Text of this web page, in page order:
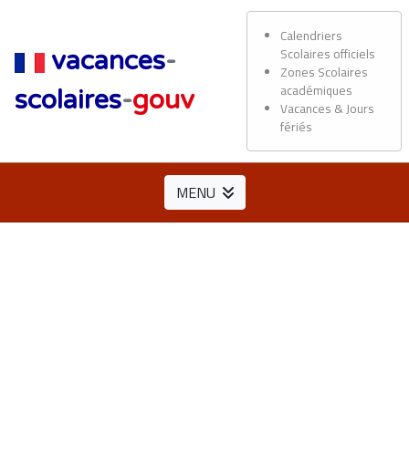
vacances-
scolaires-gouv
Calendriers
Scolaires officiels
Zones Scolaires
académiques
Vacances & Jours
fériés
MENU